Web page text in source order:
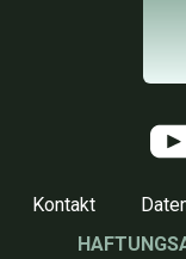
Kontakt